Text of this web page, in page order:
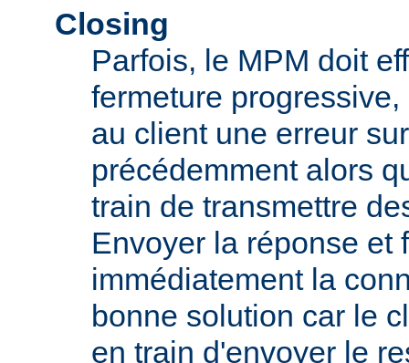
Closing
Parfois, le MPM doit
fermeture
au client une erreur
précédemment alors
train de transmettre
Envoyer la réponse et
immédiatement la
bonne solution car le
en train d'envoyer le